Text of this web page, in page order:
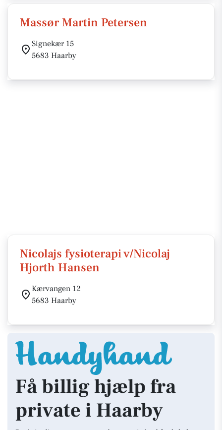
Massør Martin Petersen
Signekær 15
5683 Haarby
Nicolajs fysioterapi v/Nicolaj
Hjorth Hansen
Kærvangen 12
5683 Haarby
Få billig hjælp fra
private i Haarby